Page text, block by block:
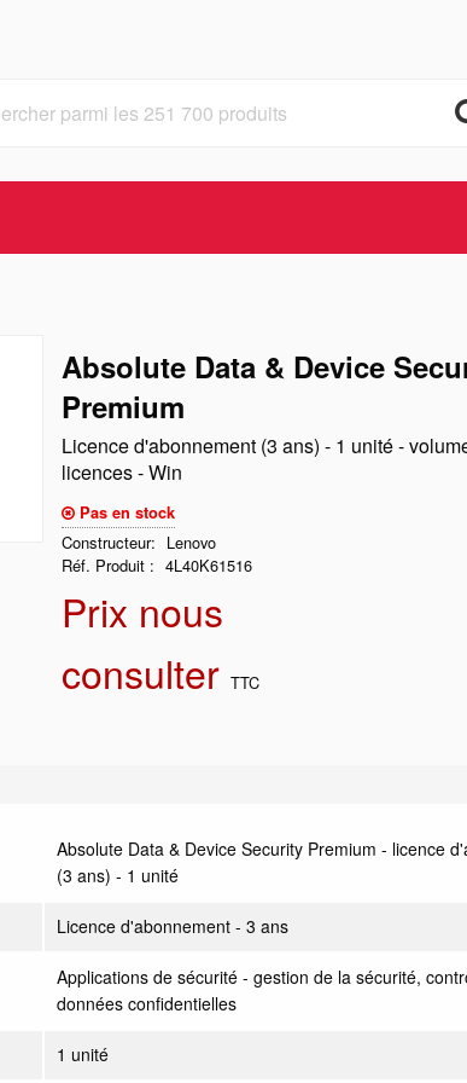
Absolute Data & Device
Premium
Licence d'abonnement (3 ans) - 1 unité -
licences - Win
Pas en stock
Constructeur
Lenovo
Réf. Produit
4L40K61516
Prix nous
consulter TTC
Absolute Data & Device Security Premium - licence
(3 ans) - 1 unité
Licence d'abonnement - 3 ans
Applications de sécurité - gestion de la sécurité,
données confidentielles
1 unité